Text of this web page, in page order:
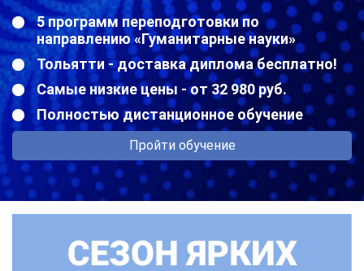
5 программ переподготовки по
направлению «Гуманитарные науки»
Тольятти - доставка диплома бесплатно!
Самые низкие цены - от 32 980 руб.
Полностью дистанционное обучение
Пройти обучение